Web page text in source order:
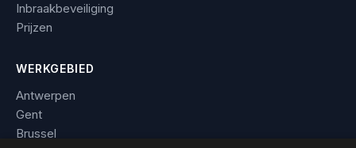
Inbraakbeveiliging
Prijzen
WERKGEBIED
Antwerpen
Gent
Brussel